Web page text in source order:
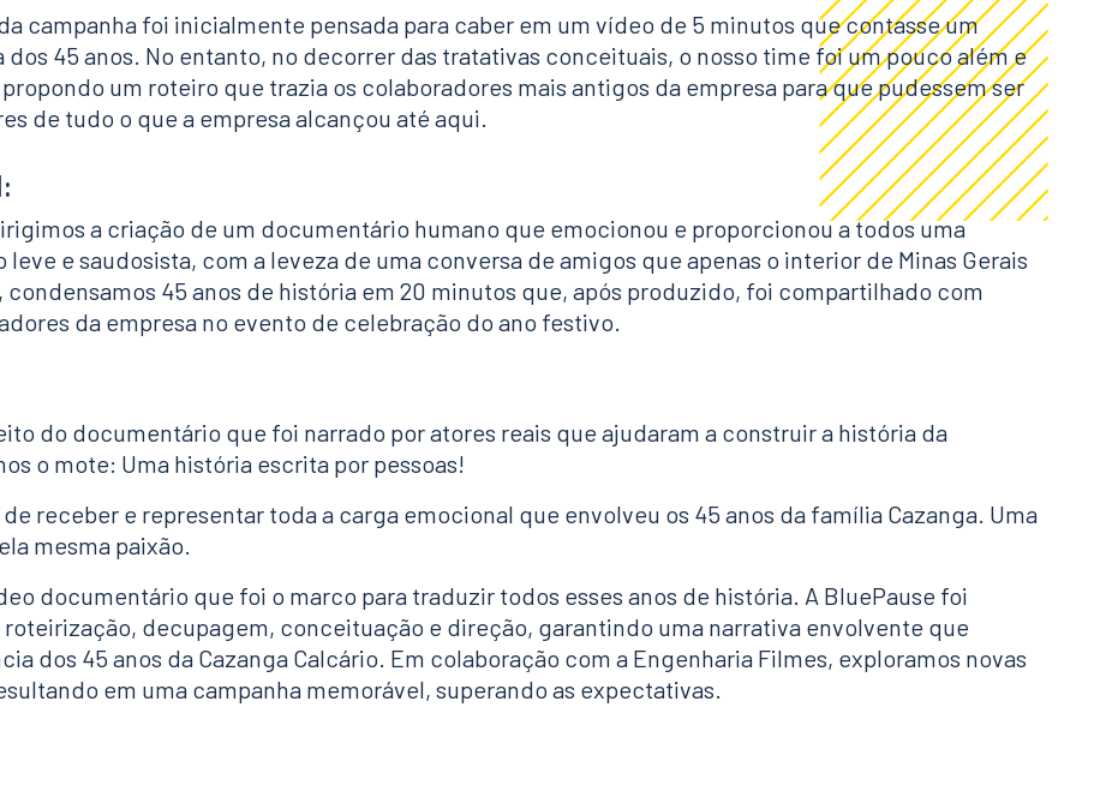
campanha foi inicialmente pensada para caber em um vídeo de 5 minutos que contasse um
dos 45 anos. No entanto, no decorrer das tratativas conceituais, o nosso time foi um pouco além e
um roteiro que trazia os colaboradores mais antigos da empresa para que pudessem ser
de tudo o que a empresa alcançou até aqui.
a criação de um documentário humano que emocionou e proporcionou a todos uma
e saudosista, com a leveza de uma conversa de amigos que apenas o interior de Minas Gerais
condensamos 45 anos de história em 20 minutos que, após produzido, foi compartilhado com
da empresa no evento de celebração do ano festivo.
do documentário que foi narrado por atores reais que ajudaram a construir a história da
o mote: Uma história escrita por pessoas!
receber e representar toda a carga emocional que envolveu os 45 anos da família Cazanga. Uma
mesma paixão.
documentário que foi o marco para traduzir todos esses anos de história. A BluePause foi
roteirização, decupagem, conceituação e direção, garantindo uma narrativa envolvente que
dos 45 anos da Cazanga Calcário. Em colaboração com a Engenharia Filmes, exploramos novas
em uma campanha memorável, superando as expectativas.